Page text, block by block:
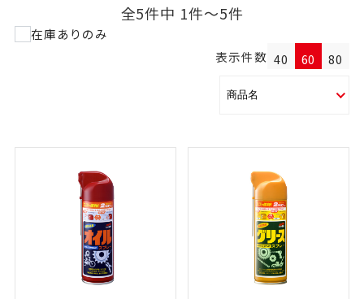
全5件中 1件～5件
在庫ありのみ
表示件数 40 60 80